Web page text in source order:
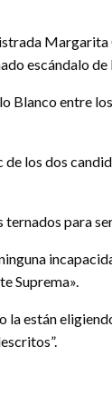
escándalo
Blanco entre
los dos
para
Suprema».
están